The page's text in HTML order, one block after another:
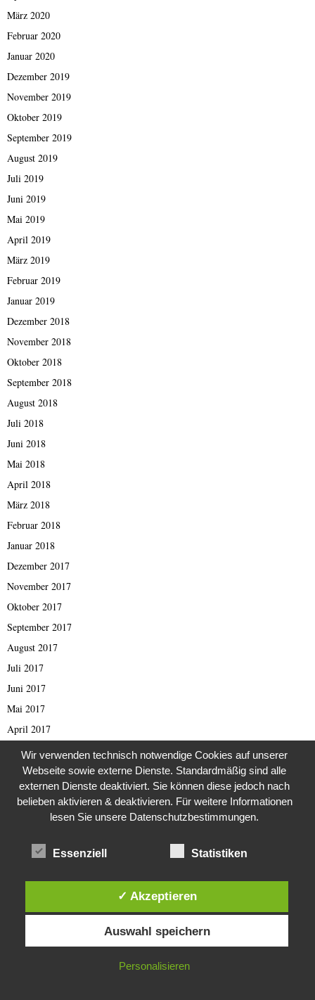
März 2020
Februar 2020
Januar 2020
Dezember 2019
November 2019
Oktober 2019
September 2019
August 2019
Juli 2019
Juni 2019
Mai 2019
April 2019
März 2019
Februar 2019
Januar 2019
Dezember 2018
November 2018
Oktober 2018
September 2018
August 2018
Juli 2018
Juni 2018
Mai 2018
April 2018
März 2018
Februar 2018
Januar 2018
Dezember 2017
November 2017
Oktober 2017
September 2017
August 2017
Juli 2017
Juni 2017
Mai 2017
April 2017
März 2017
Februar 2017
Januar 2017
November 2016
September 2016
Juni 2016
Diese Website verwendet Cookies. Durch die weitere Nutzung dieser
Website stimmst du der Verwendung von Cookies zu.
IN ORDNUNG
Wir verwenden technisch notwendige Cookies auf unserer
Webseite sowie externe Dienste. Standardmäßig sind alle
externen Dienste deaktiviert. Sie können diese jedoch nach
belieben aktivieren & deaktivieren. Für weitere Informationen
lesen Sie unsere Datenschutzbestimmungen.
Essenziell Statistiken
✓ Akzeptieren
Auswahl speichern
Personalisieren